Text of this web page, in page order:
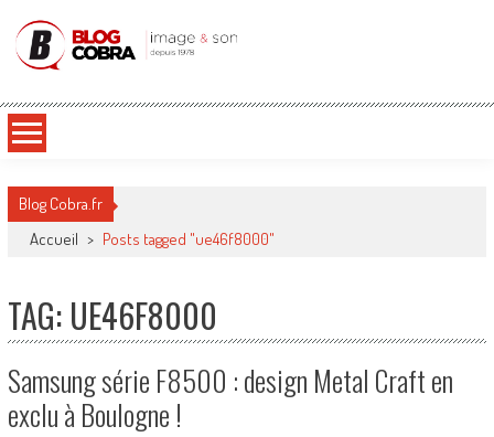
Blog Cobra
Blog Cobra.fr
Accueil > Posts tagged "ue46f8000"
TAG: UE46F8000
Samsung série F8500 : design Metal Craft en
exclu à Boulogne !